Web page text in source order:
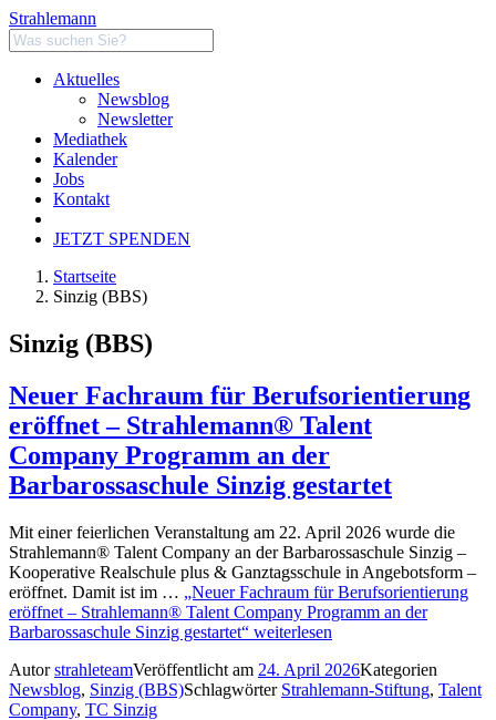
Strahlemann
Aktuelles
Newsblog
Newsletter
Mediathek
Kalender
Jobs
Kontakt
JETZT SPENDEN
Startseite
Sinzig (BBS)
Sinzig (BBS)
Neuer Fachraum für Berufsorientierung
eröffnet – Strahlemann® Talent
Company Programm an der
Barbarossaschule Sinzig gestartet
Mit einer feierlichen Veranstaltung am 22. April 2026 wurde die
Strahlemann® Talent Company an der Barbarossaschule Sinzig –
Kooperative Realschule plus & Ganztagsschule in Angebotsform –
eröffnet. Damit ist im … „Neuer Fachraum für Berufsorientierung
eröffnet – Strahlemann® Talent Company Programm an der
Barbarossaschule Sinzig gestartet“ weiterlesen
AutorstrahleteamVeröffentlicht am 24. April 2026Kategorien
Newsblog, Sinzig (BBS)Schlagwörter Strahlemann-Stiftung, Talent
Company, TC Sinzig